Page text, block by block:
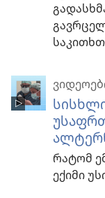
რატომ
ექიმი